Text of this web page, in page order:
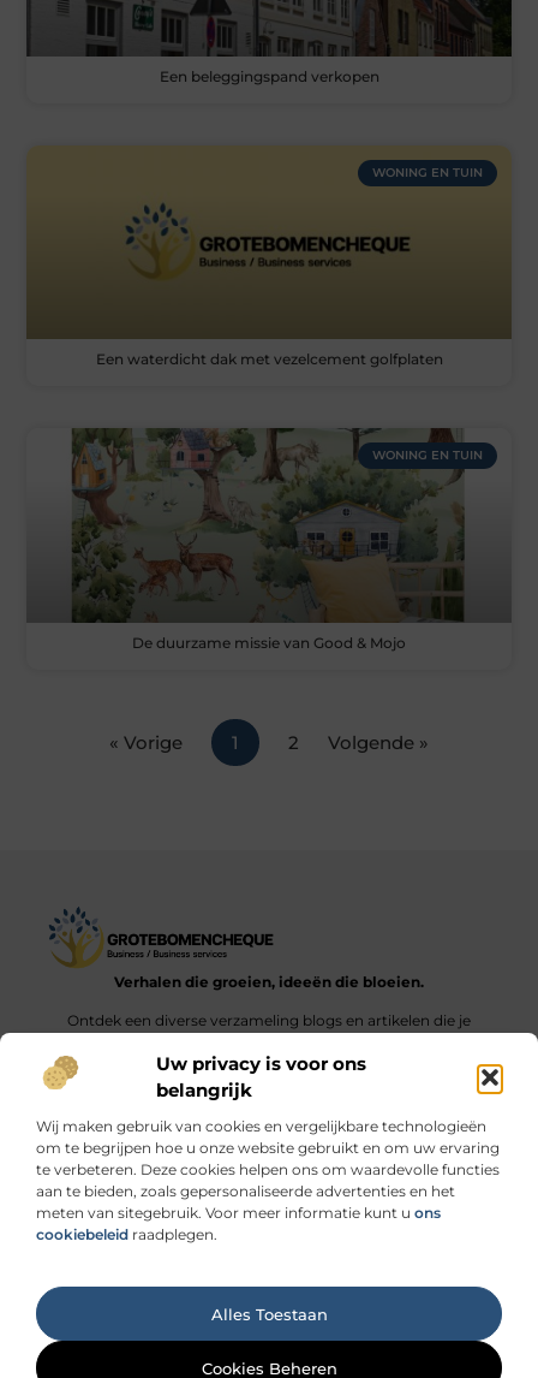
Uw privacy is voor ons
belangrijk
Wij maken gebruik van cookies en vergelijkbare technologieën
om te begrijpen hoe u onze website gebruikt en om uw ervaring
te verbeteren. Deze cookies helpen ons om waardevolle functies
aan te bieden, zoals gepersonaliseerde advertenties en het
meten van sitegebruik. Voor meer informatie kunt u ons
cookiebeleid raadplegen.
Alles Toestaan
Cookies Beheren
Ga Naar
Een beleggingspand verkopen
WONING EN TUIN
Een waterdicht dak met vezelcement golfplaten
WONING EN TUIN
De duurzame missie van Good & Mojo
« Vorige 1 2 Volgende »
Verhalen die groeien, ideeën die bloeien.
Ontdek een diverse verzameling blogs en artikelen die je
dagelijks leven.
Onze informatie
Cookiebeleid (EU)
@2025 www.grotebomencheque.nl. All Right Reserved.